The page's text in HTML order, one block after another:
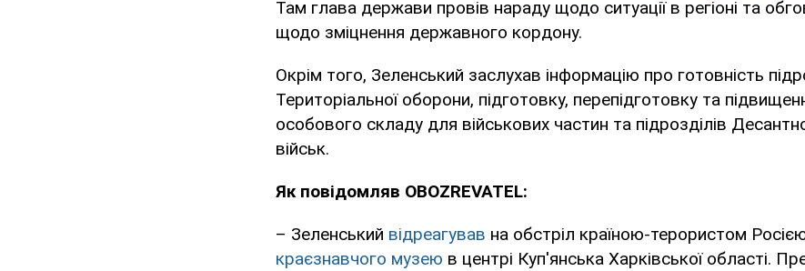
Там глава держави провів нараду щодо ситуації в регіоні та
щодо зміцнення державного кордону.
Окрім того, Зеленський заслухав інформацію про готовність
Територіальної оборони, підготовку, перепідготовку та
особового складу для військових частин та підрозділів
військ.
Як повідомляв OBOZREVATEL:
– Зеленський відреагував на обстріл країною-терористом
краєзнавчого музею в центрі Куп'янська Харківської області.